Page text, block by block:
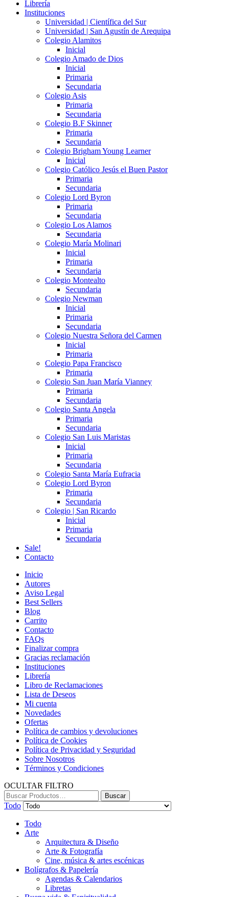
Librería
Instituciones
Universidad | Científica del Sur
Universidad | San Agustín de Arequipa
Colegio Alamitos
Inicial
Colegio Amado de Dios
Inicial
Primaria
Secundaria
Colegio Asis
Primaria
Secundaria
Colegio B.F Skinner
Primaria
Secundaria
Colegio Brigham Young Learner
Inicial
Colegio Católico Jesús el Buen Pastor
Primaria
Secundaria
Colegio Lord Byron
Primaria
Secundaria
Colegio Los Alamos
Secundaria
Colegio María Molinari
Inicial
Primaria
Secundaria
Colegio Montealto
Secundaria
Colegio Newman
Inicial
Primaria
Secundaria
Colegio Nuestra Señora del Carmen
Inicial
Primaria
Colegio Papa Francisco
Primaria
Colegio San Juan María Vianney
Primaria
Secundaria
Colegio Santa Angela
Primaria
Secundaria
Colegio San Luis Maristas
Inicial
Primaria
Secundaria
Colegio Santa María Eufracia
Colegio Lord Byron
Primaria
Secundaria
Colegio | San Ricardo
Inicial
Primaria
Secundaria
Sale!
Contacto
Inicio
Autores
Aviso Legal
Best Sellers
Blog
Carrito
Contacto
FAQs
Finalizar compra
Gracias reclamación
Instituciones
Librería
Libro de Reclamaciones
Lista de Deseos
Mi cuenta
Novedades
Ofertas
Política de cambios y devoluciones
Política de Cookies
Política de Privacidad y Seguridad
Sobre Nosotros
Términos y Condiciones
OCULTAR FILTRO
Buscar:
Buscar
Todo
Todo
Arte
Arquitectura & Diseño
Arte & Fotografía
Cine, música & artes escénicas
Bolígrafos & Papelería
Agendas & Calendarios
Libretas